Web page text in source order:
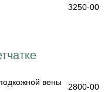
3250-00
вены
2800-00